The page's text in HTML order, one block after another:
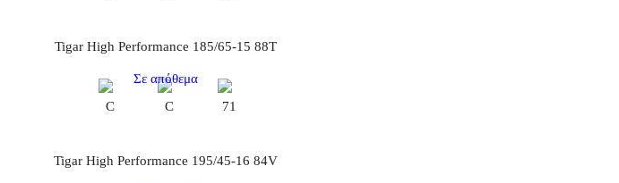
Tigar High Performance 185/65-15 88T
Σε απόθεμα
C
C 71
Tigar High Performance 195/45-16 84V